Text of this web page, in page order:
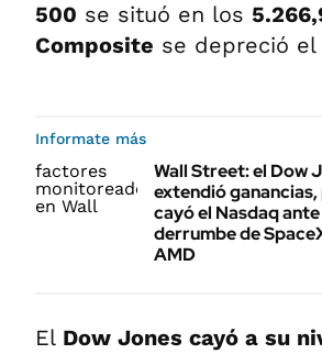
500 se situó en los
Composite se depreció el
Informate más
Wall Street: el Dow
extendió
cayó el Nasdaq ante
derrumbe de
AMD
El Dow Jones cayó a su